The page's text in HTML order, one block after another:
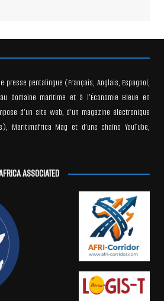
presse pentalingue (Français, Anglais, Espagnol,
domaine maritime et à l’Économie Bleue en
d’un site web, d’un magazine électronique
Maritimafrica Mag et d’une chaîne YouTube,
ASSOCIATED